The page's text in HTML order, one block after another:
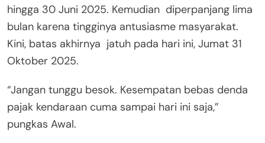
hingga 30 Juni 2025. Kemudian diperpanjang lima
bulan karena tingginya antusiasme masyarakat.
Kini, batas akhirnya jatuh pada hari ini, Jumat 31
Oktober 2025.
“Jangan tunggu besok. Kesempatan bebas denda
pajak kendaraan cuma sampai hari ini saja,”
pungkas Awal.